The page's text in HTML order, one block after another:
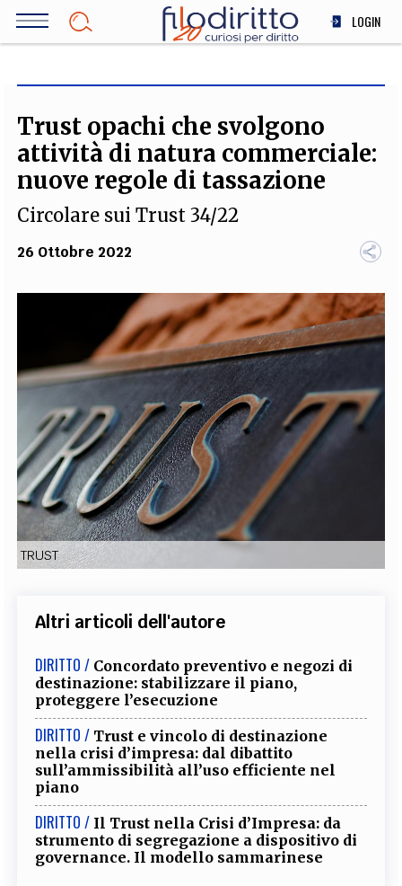
Salta
LOGIN
SOCIETÀ
MEDICINA
SCIENZA
INNOVAZIONE
TEAM
REDAZIONE COMITATO SCIENTIFICO AUTORI CURATORI
FOTOGRAFI PARTNER COLLABORA CON NOI
EXTRA
CODICI RUBRICHE LIBRI PROCEEDINGS PUBBLICITÀ
SOCIAL MEDIA
Trust opachi che svolgono
attività di natura commerciale:
nuove regole di tassazione
Circolare sui Trust 34/22
26 Ottobre 2022
TRUST
Altri articoli dell'autore
DIRITTO / Concordato preventivo e negozi di
destinazione: stabilizzare il piano,
proteggere l’esecuzione
DIRITTO / Trust e vincolo di destinazione
nella crisi d’impresa: dal dibattito
sull’ammissibilità all’uso efficiente nel
piano
DIRITTO / Il Trust nella Crisi d’Impresa: da
strumento di segregazione a dispositivo di
governance. Il modello sammarinese